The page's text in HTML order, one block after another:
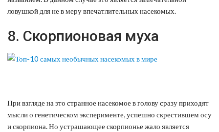
ловушкой для не в меру впечатлительных насекомых.
8. Скорпионовая муха
При взгляде на это странное насекомое в голову сразу приходят
мысли о генетическом эксперименте, успешно скрестившем осу
и скорпиона. Но устрашающее скорпионье жало является